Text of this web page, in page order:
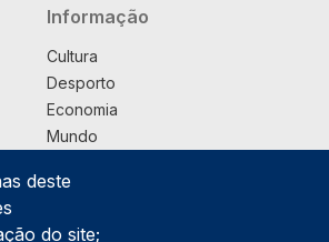
Navegação principal
Informação
Cultura
Desporto
Economia
Mundo
País
deste
do site;